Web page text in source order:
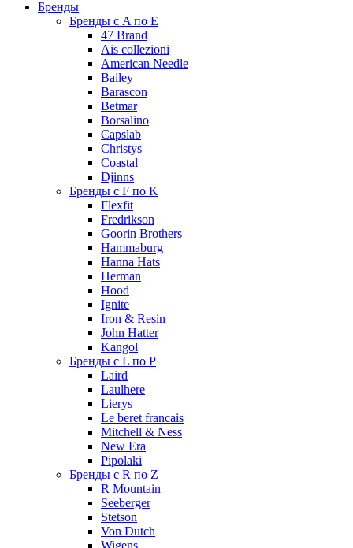
Бренды
Бренды с A по E
47 Brand
Ais collezioni
American Needle
Bailey
Barascon
Betmar
Borsalino
Capslab
Christys
Coastal
Djinns
Бренды с F по K
Flexfit
Fredrikson
Goorin Brothers
Hammaburg
Hanna Hats
Herman
Hood
Ignite
Iron & Resin
John Hatter
Kangol
Бренды с L по P
Laird
Laulhere
Lierys
Le beret francais
Mitchell & Ness
New Era
Pipolaki
Бренды с R по Z
R Mountain
Seeberger
Stetson
Von Dutch
Wigens